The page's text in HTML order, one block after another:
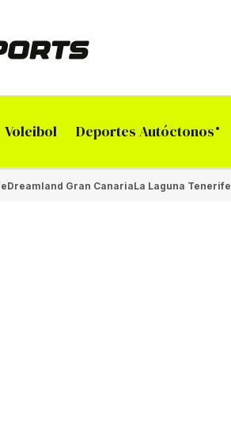
Voleibol Deportes Autóctonos
Dreamland Gran CanariaLa Laguna Tenerife